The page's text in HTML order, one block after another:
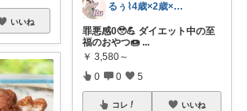
いいね
るぅ⌇ 4歳×2歳×1歳 3兄弟妹ママ
罪悪感0🥹💪 ダイエット中の至
福のおやつ🍩 ...
￥ 3,580～
0 0 5
コレ いいね